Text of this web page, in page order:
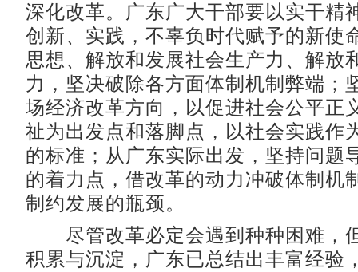
深化改革。广东广大干部要以实干精
创新、实践，不辜负时代赋予的新使
思想、解放和发展社会生产力、解放
力，坚决破除各方面体制机制弊端；
场经济改革方向，以促进社会公平正
祉为出发点和落脚点，以社会实践作
的标准；从广东实际出发，坚持问题
的着力点，借改革的动力冲破体制机
制约发展的瓶颈。
尽管改革必定会遇到种种困难，
积累与沉淀，广东已总结出丰富经验